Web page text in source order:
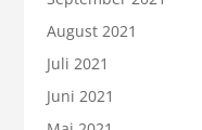
August 2021
Juli 2021
Juni 2021